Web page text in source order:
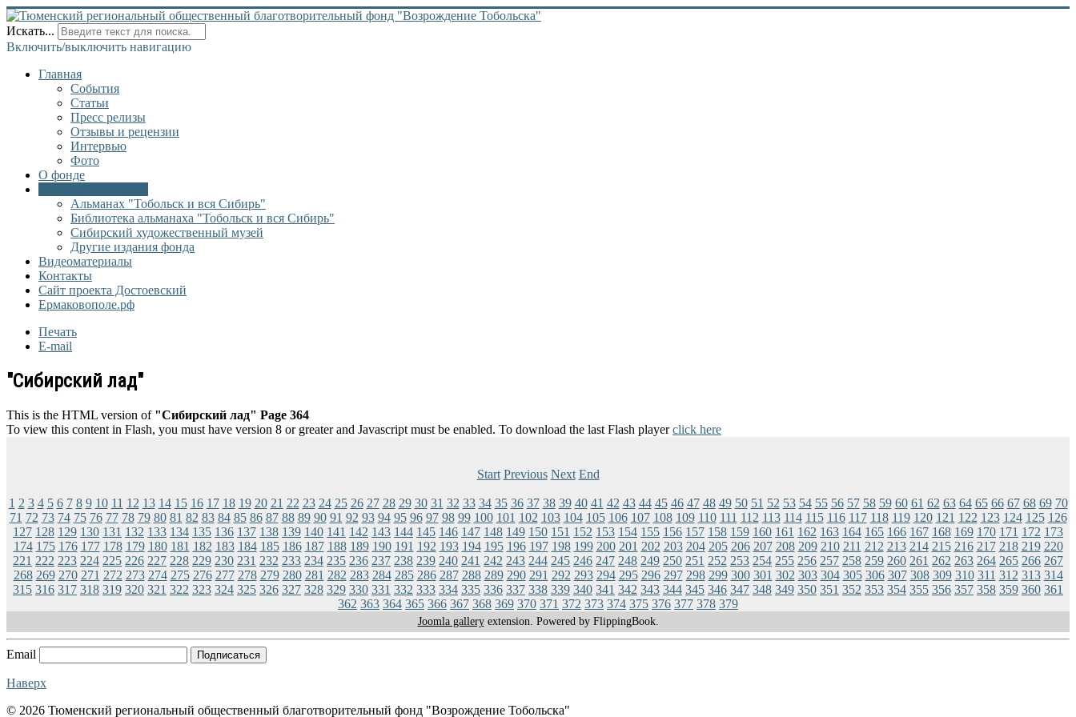
Искать...
Включить/выключить навигацию
Главная
События
Статьи
Пресс релизы
Отзывы и рецензии
Интервью
Фото
О фонде
Альманах "Тобольск и вся Сибирь"
Библиотека альманаха "Тобольск и вся Сибирь"
Сибирский художественный музей
Другие издания фонда
Видеоматериалы
Контакты
Сайт проекта Достоевский
Ермаковополе.рф
Печать
E-mail
"Сибирский лад"
This is the HTML version of "Сибирский лад" Page 364
To view this content in Flash, you must have version 8 or greater and Javascript must be enabled. To download the last Flash playerclick here
Start Previous Next End
1 2 3 4 5 6 7 8 9 10 11 12 13 14 15 16 17 18 19 20 21 22 23 24 25 26 27 28 29 30 31 32 33 34 35 36 37 38 39 40 41 42 43 44 45 46 47 48 49 50 51 52 53 54 55 56 57 58 59 60 61 62 63 64 65 66 67 68 69 70
71 72 73 74 75 76 77 78 79 80 81 82 83 84 85 86 87 88 89 90 91 92 93 94 95 96 97 98 99 100 101 102 103 104 105 106 107 108 109 110 111 112 113 114 115 116 117 118 119 120 121 122 123 124 125 126
127 128 129 130 131 132 133 134 135 136 137 138 139 140 141 142 143 144 145 146 147 148 149 150 151 152 153 154 155 156 157 158 159 160 161 162 163 164 165 166 167 168 169 170 171 172 173
174 175 176 177 178 179 180 181 182 183 184 185 186 187 188 189 190 191 192 193 194 195 196 197 198 199 200 201 202 203 204 205 206 207 208 209 210 211 212 213 214 215 216 217 218 219 220
221 222 223 224 225 226 227 228 229 230 231 232 233 234 235 236 237 238 239 240 241 242 243 244 245 246 247 248 249 250 251 252 253 254 255 256 257 258 259 260 261 262 263 264 265 266 267
268 269 270 271 272 273 274 275 276 277 278 279 280 281 282 283 284 285 286 287 288 289 290 291 292 293 294 295 296 297 298 299 300 301 302 303 304 305 306 307 308 309 310 311 312 313 314
315 316 317 318 319 320 321 322 323 324 325 326 327 328 329 330 331 332 333 334 335 336 337 338 339 340 341 342 343 344 345 346 347 348 349 350 351 352 353 354 355 356 357 358 359 360 361
362 363 364 365 366 367 368 369 370 371 372 373 374 375 376 377 378 379
Joomla galleryextension. Powered by FlippingBook.
Email Подписаться
Наверх
© 2026 Тюменский региональный общественный благотворительный фонд "Возрождение Тобольска"